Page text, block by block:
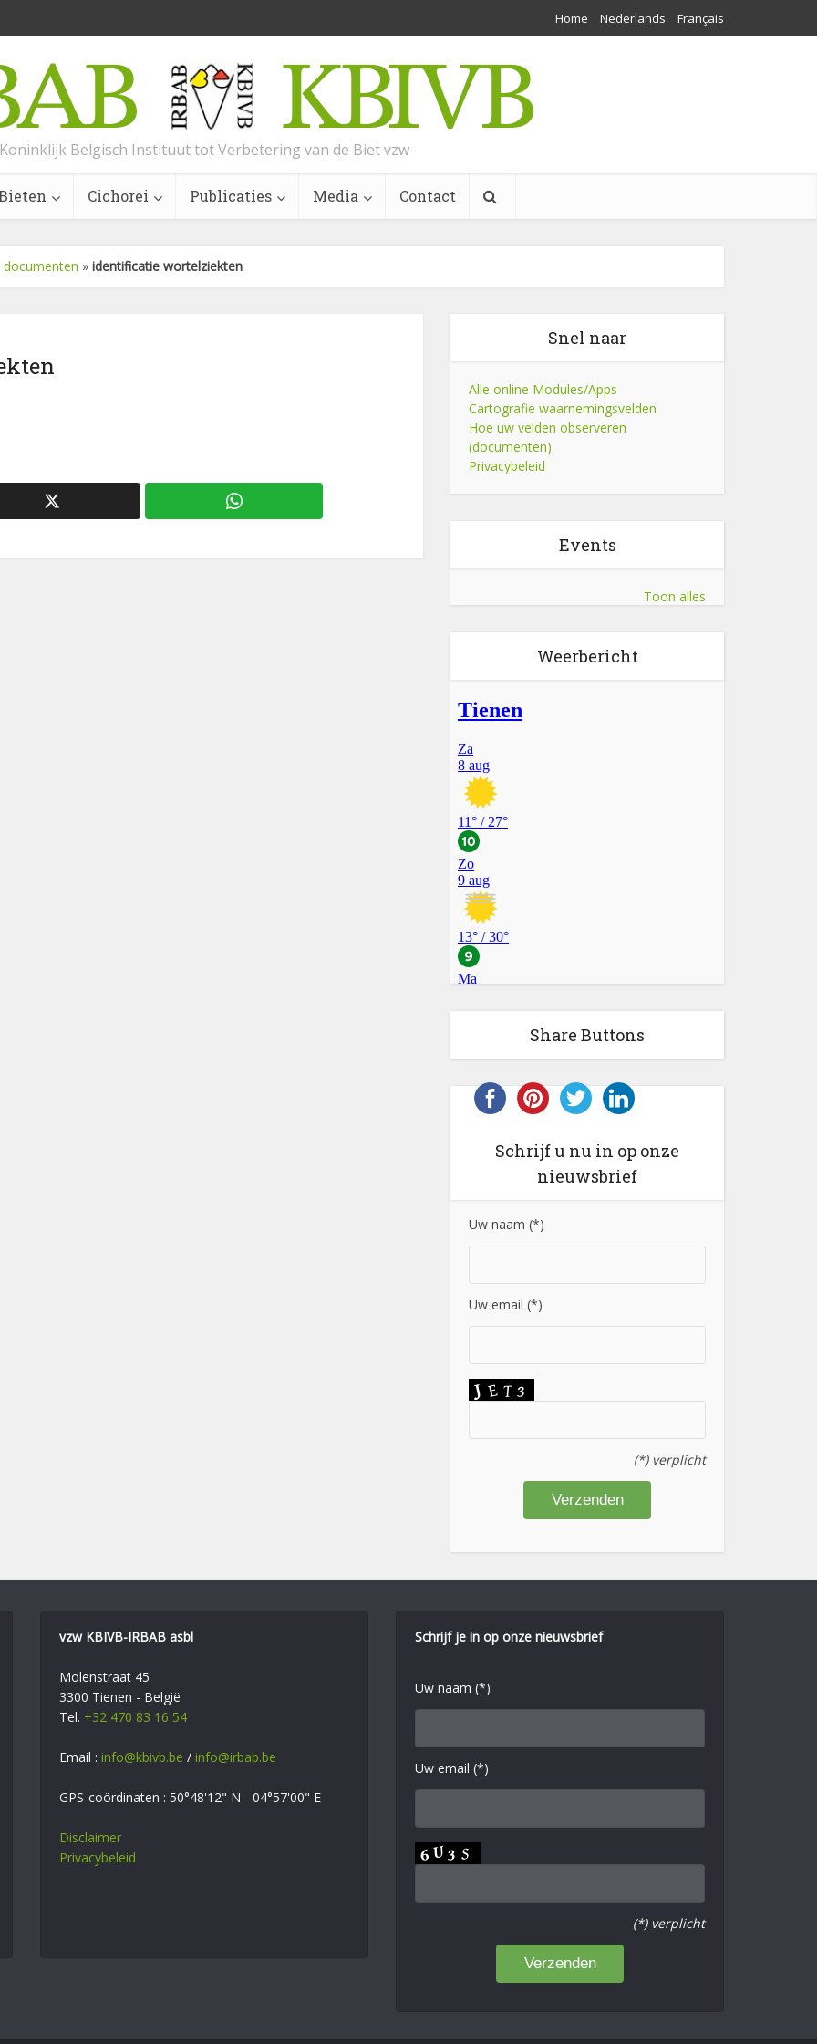
Home Nederlands Français
Koninklijk Belgisch Instituut tot Verbetering van de Biet vzw
Cichorei Publicaties Media Contact
» identificatie wortelziekten
Snel naar
Alle online Modules/Apps
Cartografie waarnemingsvelden
Hoe uw velden observeren
(documenten)
Privacybeleid
Events
Toon alles
Weerbericht
Share Buttons
Schrijf u nu in op onze
nieuwsbrief
Uw naam (*)
Uw email (*)
(*) verplicht
vzw KBIVB-IRBAB asbl
Molenstraat 45
3300 Tienen - België
Tel. +32 470 83 16 54
Email : info@kbivb.be / info@irbab.be
GPS-coördinaten : 50°48'12" N - 04°57'00" E
Disclaimer
Privacybeleid
Schrijf je in op onze nieuwsbrief
Uw naam (*)
Uw email (*)
(*) verplicht